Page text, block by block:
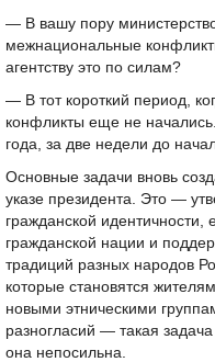
— В вашу пору
межнациональные
агентству это по силам?
— В тот короткий период,
конфликты еще не
года, за две недели до
Основные задачи вновь
указе президента. Это —
гражданской идентичности,
гражданской нации и
традиций разных народов
которые становятся
новыми этническими
разногласий — такая
она непосильна.